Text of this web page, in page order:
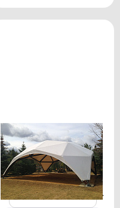
Деревянный шатер 100
кв.м
От 240000 р./сутки
- +